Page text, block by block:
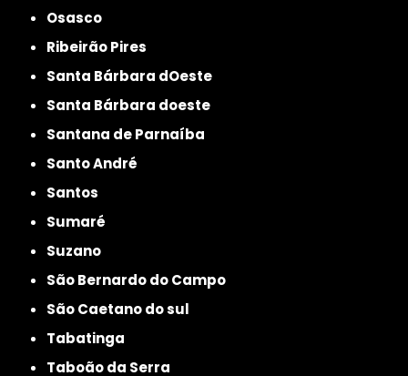
Osasco
Ribeirão Pires
Santa Bárbara dOeste
Santa Bárbara doeste
Santana de Parnaíba
Santo André
Santos
Sumaré
Suzano
São Bernardo do Campo
São Caetano do sul
Tabatinga
Taboão da Serra